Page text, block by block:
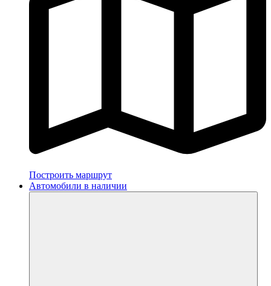
Построить маршрут
Автомобили в наличии